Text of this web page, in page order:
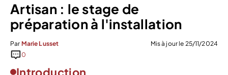
Artisan : le stage de
préparation à l'installation
Par Marie Lusset
Mis à jour le 25/11/2024
0
Introduction